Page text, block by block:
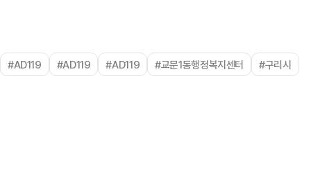
#AD119 #AD119 #AD119 #교문1동행정복지센터 #구리시